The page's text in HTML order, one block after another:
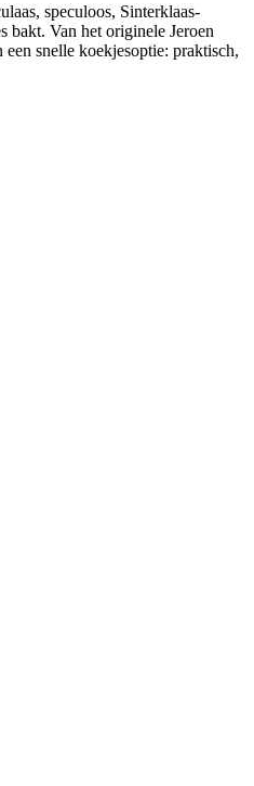
speculoos, Sinterklaas-
bakt. Van het originele Jeroen
snelle koekjesoptie: praktisch,